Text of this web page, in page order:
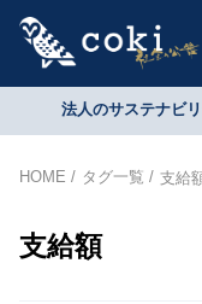
法人のサステナビ
HOME タグ一覧 支給
支給額